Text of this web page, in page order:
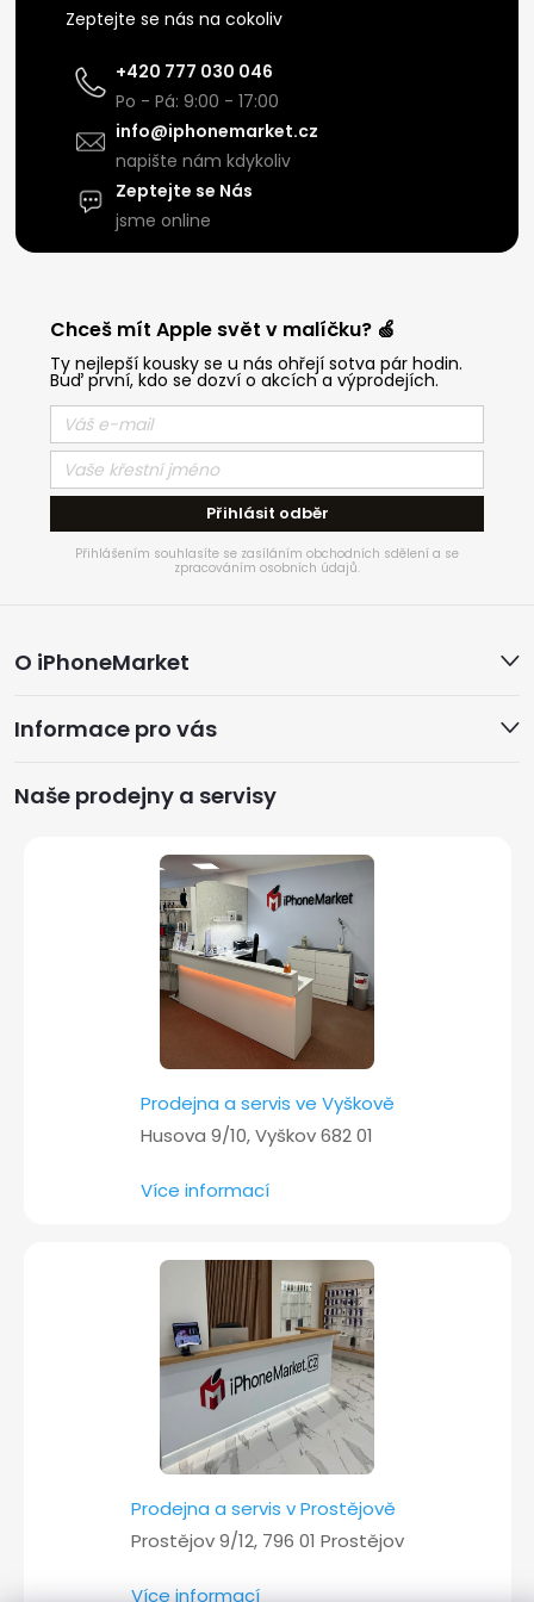
Zeptejte se nás na cokoliv
+420 777 030 046
Po - Pá: 9:00 - 17:00
info@iphonemarket.cz
napište nám kdykoliv
Zeptejte se Nás
jsme online
Chceš mít Apple svět v malíčku? 🍏
Ty nejlepší kousky se u nás ohřejí sotva pár hodin.
Buď první, kdo se dozví o akcích a výprodejích.
Přihlásit odběr
Přihlášením souhlasíte se zasíláním obchodních sdělení a se
zpracováním osobních údajů.
á
p
a
O iPhoneMarket
Informace pro vás
Naše prodejny a servisy
Prodejna a servis ve Vyškově
Husova 9/10, Vyškov 682 01
Více informací
Prodejna a servis v Prostějově
Prostějov 9/12, 796 01 Prostějov
Více informací